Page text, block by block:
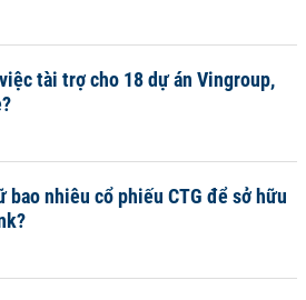
tài trợ cho 18 dự án Vingroup,
bao nhiêu cổ phiếu CTG để sở hữu